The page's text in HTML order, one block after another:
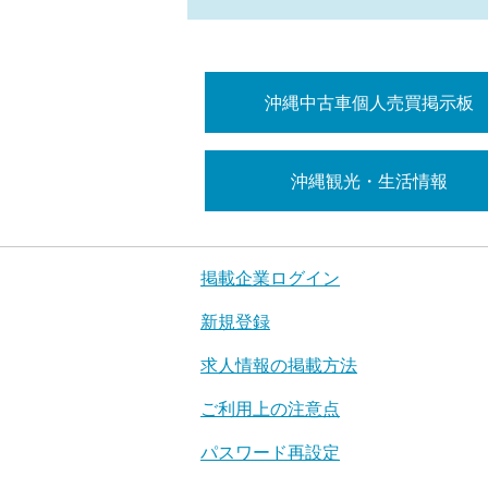
沖縄中古車個人売買掲示板
沖縄観光・生活情報
掲載企業ログイン
新規登録
求人情報の掲載方法
ご利用上の注意点
パスワード再設定